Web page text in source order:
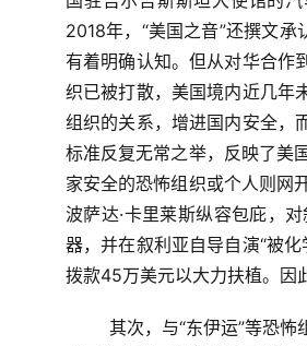
2018年，“美国之音”还撰文
有着明确认知。但从对华合作
织已被打散，美国境内近几年
组织的关系，增进国内安全，
标准反复无常之举，反映了美
家安全的恐怖组织或个人则网
波萨达·卡里莱斯纵容包庇，
器，并在叙利亚自导自演“被
拨款45万美元以大力扶植。因
其次，与“东伊运”等恐